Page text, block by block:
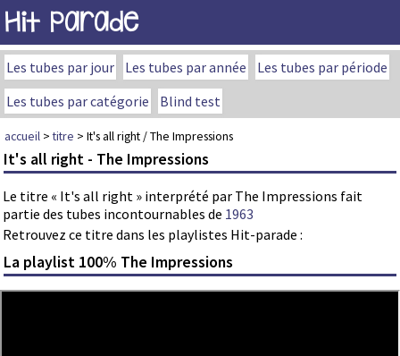
Hit Parade
Les tubes par jour Les tubes par année
Les tubes par période
Les tubes par catégorie
Blind test
accueil >titre > It's all right / The Impressions
It's all right - The Impressions
Le titre « It's all right » interprété par The Impressions fait
partie des tubes incontournables de 1963
Retrouvez ce titre dans les playlistes Hit-parade :
La playlist 100% The Impressions